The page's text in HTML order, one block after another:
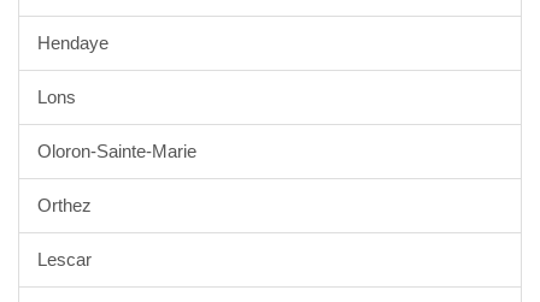
Hendaye
Lons
Oloron-Sainte-Marie
Orthez
Lescar